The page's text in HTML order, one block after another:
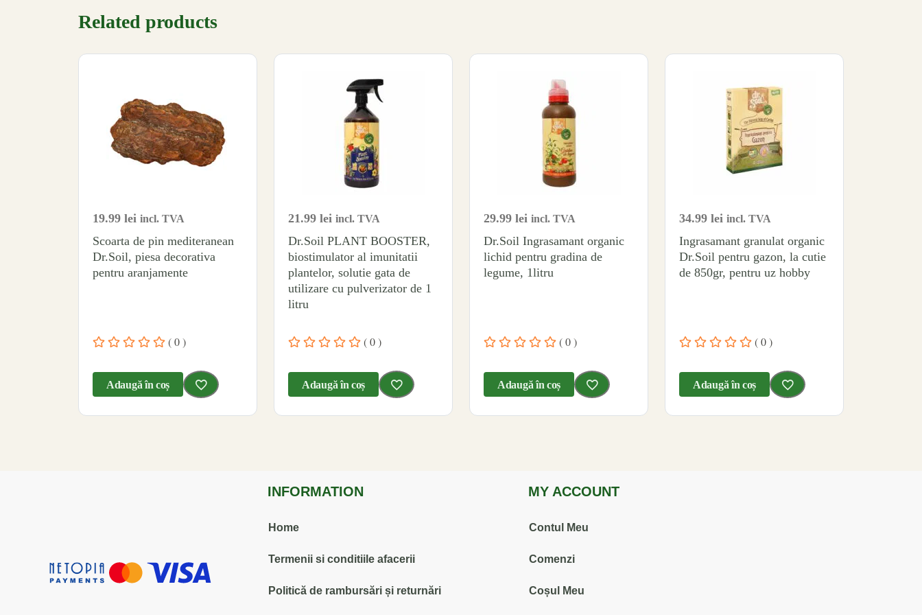
Related products
19.99 lei incl. TVA
Scoarta de pin mediteranean
Dr.Soil, piesa decorativa
pentru aranjamente
( 0 )
Adaugă în coș
21.99 lei incl. TVA
Dr.Soil PLANT BOOSTER,
biostimulator al imunitatii
plantelor, solutie gata de
utilizare cu pulverizator de 1
litru
( 0 )
Adaugă în coș
29.99 lei incl. TVA
Dr.Soil Ingrasamant organic
lichid pentru gradina de
legume, 1litru
( 0 )
Adaugă în coș
34.99 lei incl. TVA
Ingrasamant granulat organic
Dr.Soil pentru gazon, la cutie
de 850gr, pentru uz hobby
( 0 )
Adaugă în coș
INFORMATION
Home
Termenii si conditiile afacerii
Politică de rambursări și returnări
MY ACCOUNT
Contul Meu
Comenzi
Coșul Meu